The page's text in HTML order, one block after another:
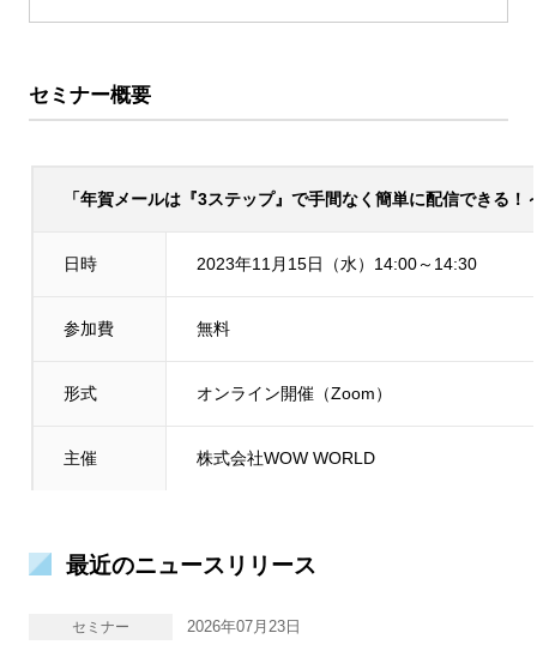
セミナー概要
「年賀メールは『3ステップ』で手間なく簡単に配信できる
日時 2023年11月15日（水）14:00～14:30
参加費 無料
形式 オンライン開催（Zoom）
主催 株式会社WOW WORLD
最近のニュースリリース
セミナー 2026年07月23日